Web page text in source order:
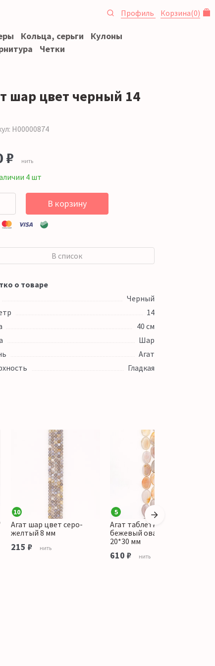
Профиль Корзина(0)
Кольца, серьги
Кулоны
Четки
шар цвет черный 14
Н00000874
₽ нить
4 шт
В корзину
В список
о товаре
Черный
14
40 см
Шар
Агат
Гладкая
10
Агат шар цвет серо-
желтый 8 мм
215 ₽ нить
5
Агат таблетка цвет
бежевый овальная витая
20*30 мм
610 ₽ нить